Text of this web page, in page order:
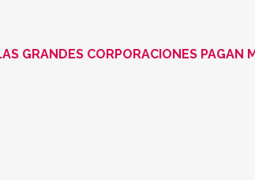
GRANDES CORPORACIONES PAGAN